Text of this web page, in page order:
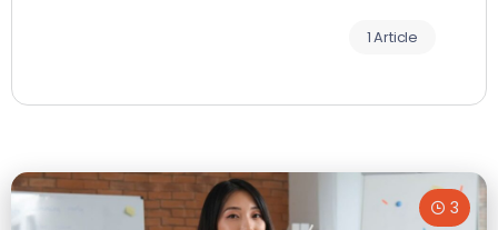
1 Article
3